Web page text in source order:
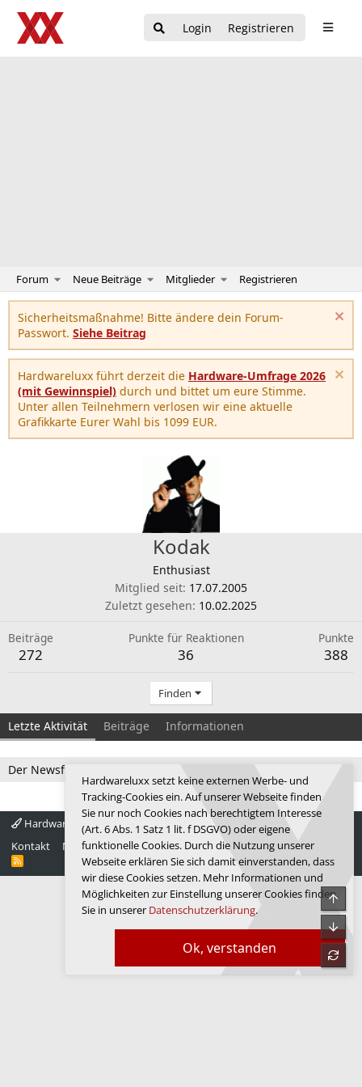
Login Registrieren
Forum Neue Beiträge Mitglieder Registrieren
Sicherheitsmaßnahme! Bitte ändere dein Forum-
Passwort. Siehe Beitrag
Hardwareluxx führt derzeit die Hardware-Umfrage 2026
(mit Gewinnspiel) durch und bittet um eure Stimme.
Unter allen Teilnehmern verlosen wir eine aktuelle
Grafikkarte Eurer Wahl bis 1099 EUR.
Kodak
Enthusiast
Mitglied seit 17.07.2005
Zuletzt gesehen 10.02.2025
Beiträge
272
Punkte für Reaktionen
36
Punkte
388
Finden
Letzte Aktivität Beiträge Informationen
Der Newsfeed ist zur Zeit leer.
Hardwareluxx 4.0
Deutsch
Kontakt
Nutzungsbedingungen Datenschutz Hilfe Startseite
R
Ok, verstanden
Hardwareluxx setzt keine externen Werbe- und
Tracking-Cookies ein. Auf unserer Webseite finden
Sie nur noch Cookies nach berechtigtem Interesse
(Art. 6 Abs. 1 Satz 1 lit. f DSGVO) oder eigene
funktionelle Cookies. Durch die Nutzung unserer
Webseite erklären Sie sich damit einverstanden, dass
wir diese Cookies setzen. Mehr Informationen und
Möglichkeiten zur Einstellung unserer Cookies finden
Sie in unserer Datenschutzerklärung.